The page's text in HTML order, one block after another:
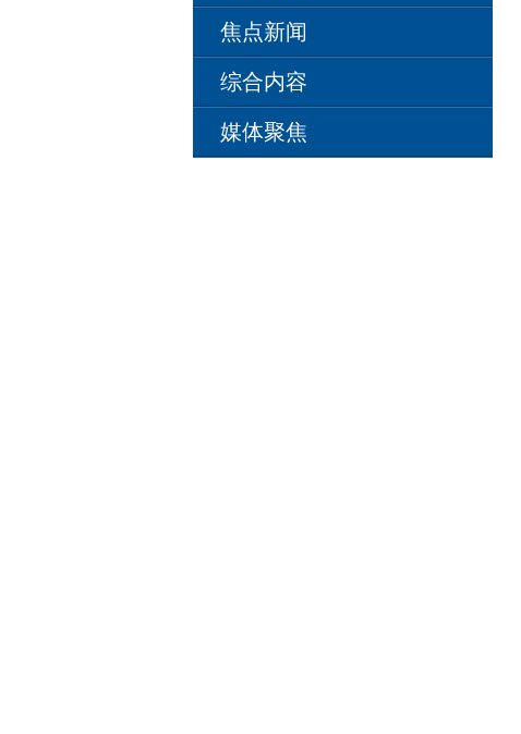
焦点新闻
综合内容
媒体聚焦